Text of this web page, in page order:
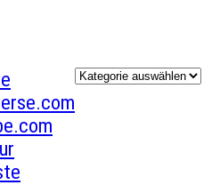
Kategorien